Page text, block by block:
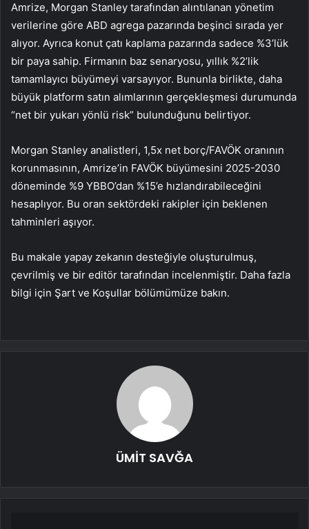
Amrize, Morgan Stanley tarafından alıntılanan yönetim
verilerine göre ABD agrega pazarında beşinci sırada yer
alıyor. Ayrıca konut çatı kaplama pazarında sadece %3’lük
bir paya sahip. Firmanın baz senaryosu, yıllık %2’lik
tamamlayıcı büyümeyi varsayıyor. Bununla birlikte, daha
büyük platform satın alımlarının gerçekleşmesi durumunda
“net bir yukarı yönlü risk” bulunduğunu belirtiyor.
Morgan Stanley analistleri, 1,5x net borç/FAVÖK oranının
korunmasının, Amrize’in FAVÖK büyümesini 2025-2030
döneminde %9 YBBO’dan %15’e hızlandırabileceğini
hesaplıyor. Bu oran sektördeki rakipler için beklenen
tahminleri aşıyor.
Bu makale yapay zekanın desteğiyle oluşturulmuş,
çevrilmiş ve bir editör tarafından incelenmiştir. Daha fazla
bilgi için Şart ve Koşullar bölümümüze bakın.
ÜMİT SAVĞA